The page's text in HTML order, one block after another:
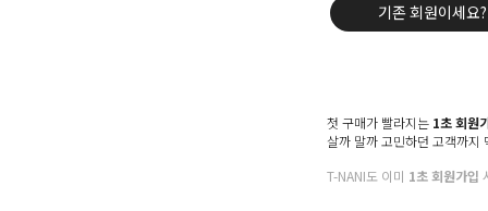
기존 회원이세요?
첫 구매가 빨라지는 1초 회원
살까 말까 고민하던 고객까지
T-NANI도 이미 1초 회원가입